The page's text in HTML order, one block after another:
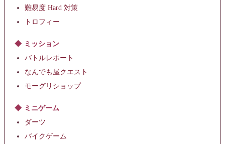
難易度 Hard 対策
トロフィー
ミッション
バトルレポート
なんでも屋クエスト
モーグリショップ
ミニゲーム
ダーツ
バイクゲーム